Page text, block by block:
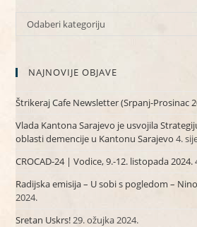
KATEGORIJE
Odaberi kategoriju
NAJNOVIJE OBJAVE
Štrikeraj Cafe Newsletter (Srpanj-Prosinac
Vlada Kantona Sarajevo je usvojila
oblasti demencije u Kantonu Sarajevo 4.
CROCAD-24 | Vodice, 9.-12. listopada 2024.
Radijska emisija – U sobi s pogledom –
2024.
Sretan Uskrs!29. ožujka 2024.